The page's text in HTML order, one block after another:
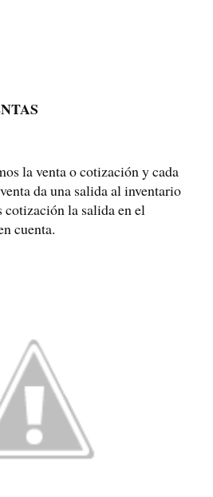
la venta o cotización y cada
da una salida al inventario
cotización la salida en el
cuenta.